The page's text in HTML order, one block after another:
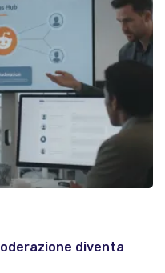
diventa